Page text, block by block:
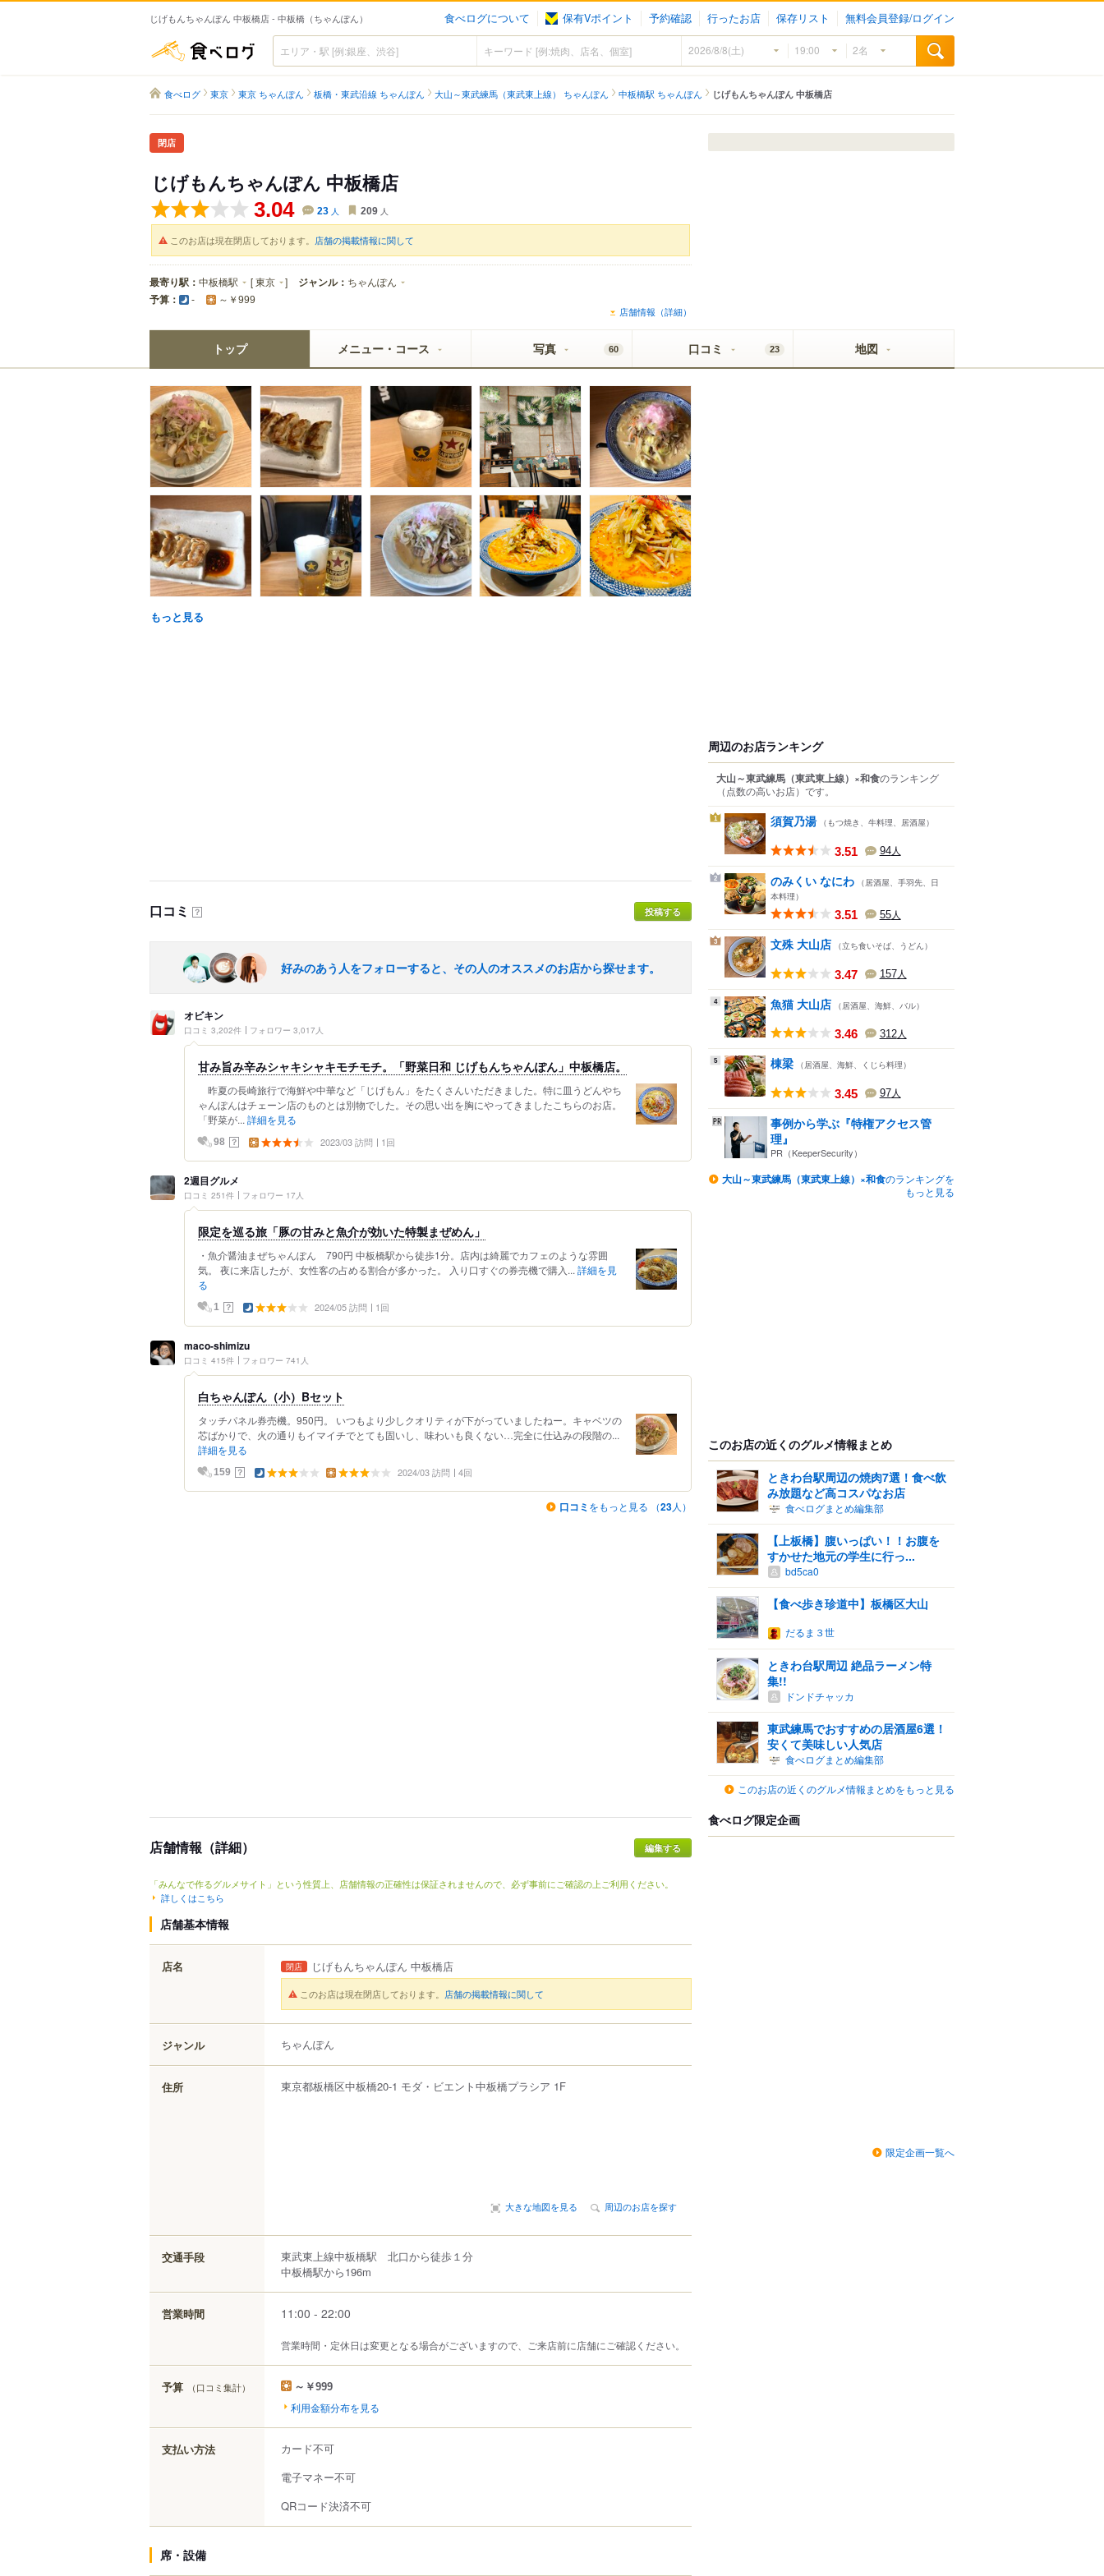
じげもんちゃんぽん 中板橋店 - 中板橋（ちゃんぽん） 食べログについて 保有Vポイント 予約確認 行ったお店 保存リスト 無料会員登録/ログイン
食べログ
食べログ 東京 東京 ちゃんぽん 板橋・東武沿線 ちゃんぽん 大山～東武練馬（東武東上線） ちゃんぽん 中板橋駅 ちゃんぽん じげもんちゃんぽん 中板橋店
閉店
じげもんちゃんぽん 中板橋店
3.04 23 人 209 人
このお店は現在閉店しております。 店舗の掲載情報に関して
最寄り駅： 中板橋駅 [東京 ] ジャンル： ちゃんぽん
予算： - ～￥999
店舗情報（詳細）
トップ メニュー・コース 写真 60 口コミ 23 地図
もっと見る
口コミ ？ 投稿する
好みのあう人をフォローすると、その人のオススメのお店から探せます。
オビキン
口コミ 3,202件 フォロワー 3,017人
甘み旨み辛みシャキシャキモチモチ。「野菜日和 じげもんちゃんぽん」中板橋店。
昨夏の長崎旅行で海鮮や中華など「じげもん」をたくさんいただきました。特に皿うどんやち
ゃんぽんはチェーン店のものとは別物でした。その思い出を胸にやってきましたこちらのお店。
「野菜が... 詳細を見る
98 ？ 2023/03 訪問 1回
2週目グルメ
口コミ 251件 フォロワー 17人
限定を巡る旅「豚の甘みと魚介が効いた特製まぜめん」
・魚介醤油まぜちゃんぽん 790円 中板橋駅から徒歩1分。店内は綺麗でカフェのような雰囲
気。 夜に来店したが、女性客の占める割合が多かった。 入り口すぐの券売機で購入... 詳細を見
る
1 ？ 2024/05 訪問 1回
maco-shimizu
口コミ 415件 フォロワー 741人
白ちゃんぽん（小）Bセット
タッチパネル券売機。950円。 いつもより少しクオリティが下がっていましたねー。キャベツの
芯ばかりで、火の通りもイマイチでとても固いし、味わいも良くない…完全に仕込みの段階の...
詳細を見る
159 ？ 2024/03 訪問 4回
口コミ をもっと見る （23人）
店舗情報（詳細） 編集する
「みんなで作るグルメサイト」という性質上、店舗情報の正確性は保証されませんので、必ず事前にご確認の上ご利用ください。
詳しくはこちら
店舗基本情報
店名 閉店 じげもんちゃんぽん 中板橋店
このお店は現在閉店しております。 店舗の掲載情報に関して
ジャンル ちゃんぽん
住所 東京都板橋区中板橋20-1 モダ・ビエント中板橋プラシア 1F
大きな地図を見る 周辺のお店を探す
交通手段
東武東上線中板橋駅 北口から徒歩１分
中板橋駅から196m
営業時間 11:00 - 22:00
営業時間・定休日は変更となる場合がございますので、ご来店前に店舗にご確認ください。
予算 （口コミ集計） ～￥999
利用金額分布を見る
支払い方法
カード不可
電子マネー不可
QRコード決済不可
席・設備
周辺のお店ランキング
大山～東武練馬（東武東上線）×和食のランキング
（点数の高いお店） です。
1 須賀乃湯 （もつ焼き、牛料理、居酒屋）
3.51 94人
2 のみくい なにわ （居酒屋、手羽先、日
本料理）
3.51 55人
3 文殊 大山店 （立ち食いそば、うどん）
3.47 157人
4 魚猫 大山店 （居酒屋、海鮮、バル）
3.46 312人
5 棟梁 （居酒屋、海鮮、くじら料理）
3.45 97人
事例から学ぶ『特権アクセス管
理』
PR（KeeperSecurity）
大山～東武練馬（東武東上線）×和食のランキングを
もっと見る
このお店の近くのグルメ情報まとめ
ときわ台駅周辺の焼肉7選！食べ飲
み放題など高コスパなお店
食べログまとめ編集部
【上板橋】腹いっぱい！！お腹を
すかせた地元の学生に行っ...
bd5ca0
【食べ歩き珍道中】板橋区大山
だるま３世
ときわ台駅周辺 絶品ラーメン特
集!!
ドンドチャッカ
東武練馬でおすすめの居酒屋6選！
安くて美味しい人気店
食べログまとめ編集部
このお店の近くのグルメ情報まとめをもっと見る
食べログ限定企画
限定企画一覧へ